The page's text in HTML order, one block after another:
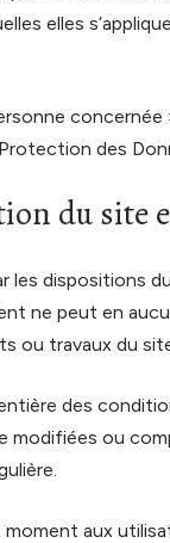
elles
des
du site
dispositions
ne peut en
ou travaux du
des
modifiées ou
aux